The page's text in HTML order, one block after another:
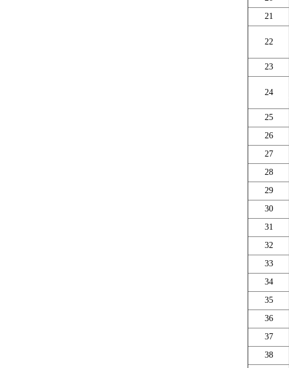
21
22
23
24
25
26
27
28
29
30
31
32
33
34
35
36
37
38